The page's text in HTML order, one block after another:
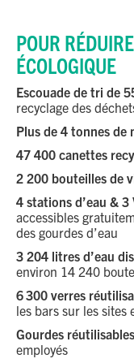
>
POUR
ÉCOLOGIQUE
Escouade de tri de
recyclage des
Plus de 4 tonnes de
47 400 canettes
2 200 bouteilles de
4 stations d’eau &
accessibles
des gourdes d’eau
3 204 litres d’eau
environ 14 240
6 300 verres
les bars sur les sites
Gourdes réutilisables
employés